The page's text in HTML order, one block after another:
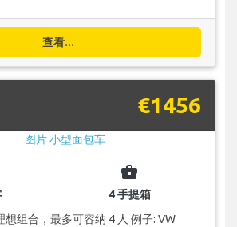
查看...
€1456
business_center
4 手提箱
想组合，最多可容纳 4 人 例子: VW